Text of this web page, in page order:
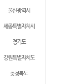
울산광역시
세종특별자치시
경기도
강원특별자치도
충청북도